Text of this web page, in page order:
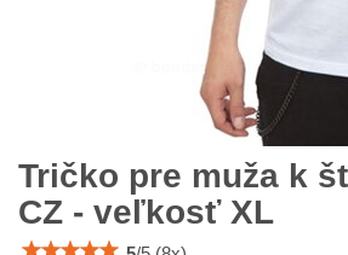
Tričko pre muža k
CZ - veľkosť XL